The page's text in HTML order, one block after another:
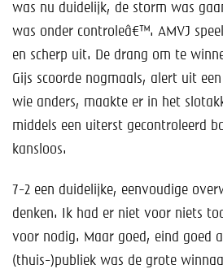
was nu duidelijk, de storm was
was onder controleâ€™. AMVJ
en scherp uit. De drang om te
Gijs scoorde nogmaals, alert uit
wie anders, maakte er in het
middels een uiterst gecontroleerd
kansloos.
7-2 een duidelijke, eenvoudige
denken. Ik had er niet voor niets
voor nodig. Maar goed, eind goed
(thuis-)publiek was de grote